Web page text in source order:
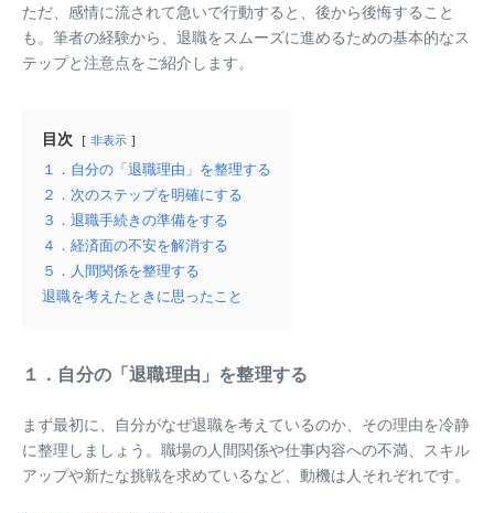
ただ、感情に流されて急いで行動すると、後から後悔すること
も。筆者の経験から、退職をスムーズに進めるための基本的なス
テップと注意点をご紹介します。
目次 非表示
１．自分の「退職理由」を整理する
２．次のステップを明確にする
３．退職手続きの準備をする
４．経済面の不安を解消する
５．人間関係を整理する
退職を考えたときに思ったこと
１．自分の「退職理由」を整理する
まず最初に、自分がなぜ退職を考えているのか、その理由を冷静
に整理しましょう。職場の人間関係や仕事内容への不満、スキル
アップや新たな挑戦を求めているなど、動機は人それぞれです。